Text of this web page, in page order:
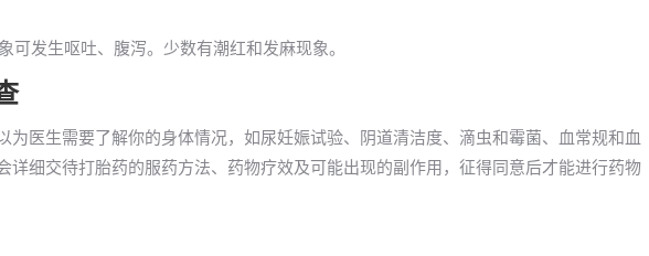
可发生呕吐、腹泻。少数有潮红和发麻现象。
为医生需要了解你的身体情况，如尿妊娠试验、阴道清洁度、滴虫和霉菌、血常规和血
详细交待打胎药的服药方法、药物疗效及可能出现的副作用，征得同意后才能进行药物